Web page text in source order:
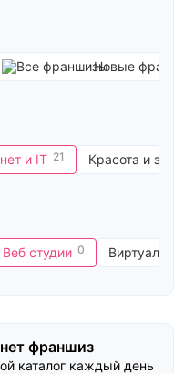
Новые
и IT 21 Красота и
Веб студии 0
франшиз
каталог каждый день